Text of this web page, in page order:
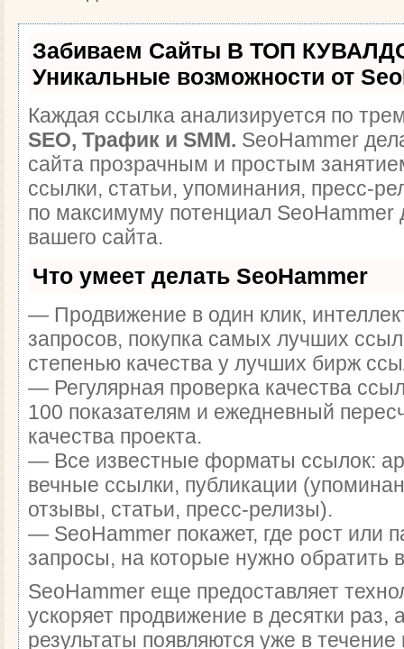
Забиваем Сайты В ТОП
Уникальные возможности от
Каждая ссылка анализируется по
SEO, Трафик и SMM. SeoHammer
сайта прозрачным и простым
ссылки, статьи, упоминания, пресс-
по максимуму потенциал SeoHammer
вашего сайта.
Что умеет делать SeoHammer
— Продвижение в один клик,
запросов, покупка самых лучших
степенью качества у лучших бирж
— Регулярная проверка качества
100 показателям и ежедневный
качества проекта.
— Все известные форматы ссылок:
вечные ссылки, публикации
отзывы, статьи, пресс-релизы).
— SeoHammer покажет, где рост или
запросы, на которые нужно обратить
SeoHammer еще предоставляет
ускоряет продвижение в десятки раз,
результаты появляются уже в